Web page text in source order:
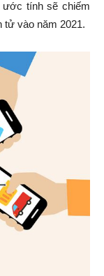
ước tính sẽ chiếm
tử vào năm 2021.